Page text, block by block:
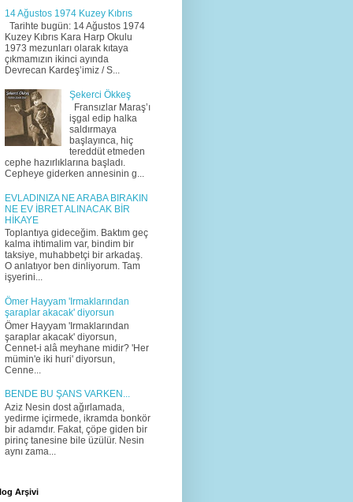
14 Ağustos 1974 Kuzey Kıbrıs
Tarihte bugün: 14 Ağustos 1974
Kuzey Kıbrıs Kara Harp Okulu
1973 mezunları olarak kıtaya
çıkmamızın ikinci ayında
Devrecan Kardeş’imiz / S...
Şekerci Ökkeş
Fransızlar Maraş’ı
işgal edip halka
saldırmaya
başlayınca, hiç
tereddüt etmeden
cephe hazırlıklarına başladı.
Cepheye giderken annesinin g...
EVLADINIZA NE ARABA BIRAKIN
NE EV İBRET ALINACAK BİR
HİKAYE
Toplantıya gideceğim. Baktım geç
kalma ihtimalim var, bindim bir
taksiye, muhabbetçi bir arkadaş.
O anlatıyor ben dinliyorum. Tam
işyerini...
Ömer Hayyam 'Irmaklarından
şaraplar akacak' diyorsun
Ömer Hayyam 'Irmaklarından
şaraplar akacak' diyorsun,
Cennet-i alâ meyhane midir? 'Her
mümin'e iki huri' diyorsun,
Cenne...
BENDE BU ŞANS VARKEN...
Aziz Nesin dost ağırlamada,
yedirme içirmede, ikramda bonkör
bir adamdır. Fakat, çöpe giden bir
pirinç tanesine bile üzülür. Nesin
aynı zama...
Arşivi